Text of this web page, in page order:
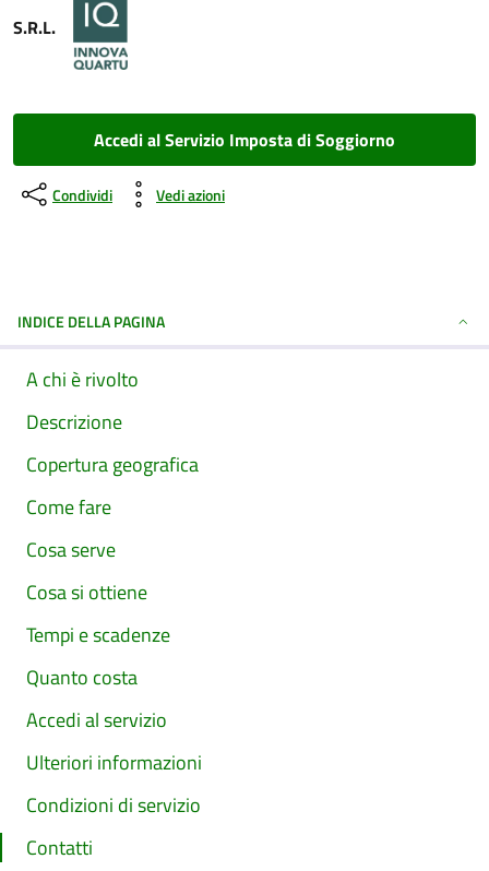
S.R.L.
Accedi al Servizio Imposta di Soggiorno
Condividi Vedi azioni
INDICE DELLA PAGINA
A chi è rivolto
Descrizione
Copertura geografica
Come fare
Cosa serve
Cosa si ottiene
Tempi e scadenze
Quanto costa
Accedi al servizio
Ulteriori informazioni
Condizioni di servizio
Contatti